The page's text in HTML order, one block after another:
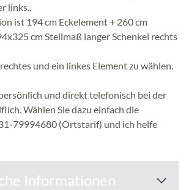
links..
ist 194 cm Eckelement + 260 cm
cm Stellmaß langer Schenkel rechts
und ein linkes Element zu wählen.
und direkt telefonisch bei der
Wählen Sie dazu einfach die
79994680 (Ortstarif) und ich helfe
Informationen